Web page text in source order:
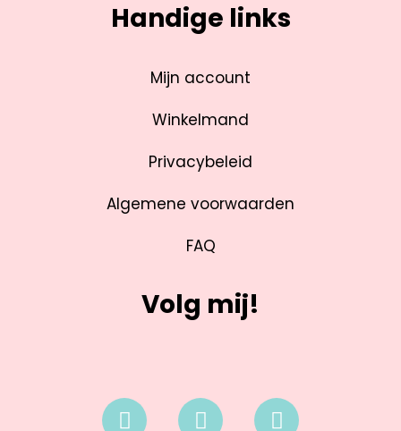
Handige links
Mijn account
Winkelmand
Privacybeleid
Algemene voorwaarden
FAQ
Volg mij!